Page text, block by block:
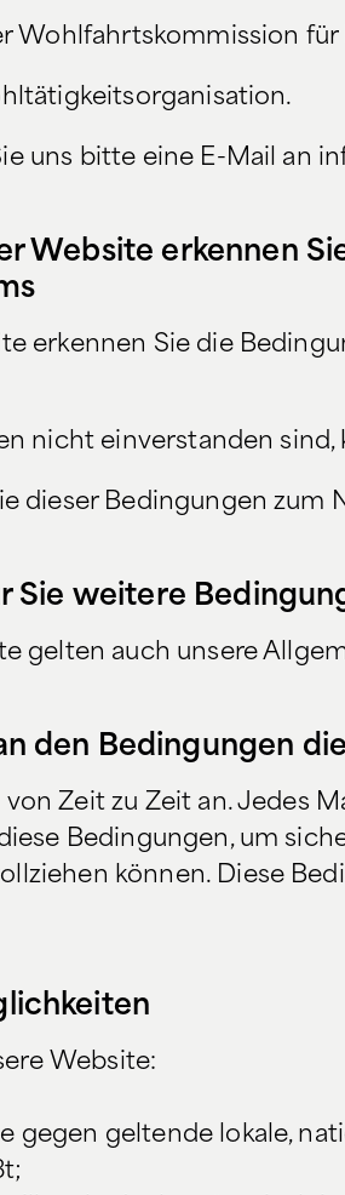
Wohlfahrtskommission für
uns bitte eine E-Mail an
Website erkennen
erkennen Sie die
nicht einverstanden
dieser Bedingungen zum
Sie weitere
gelten auch unsere
den Bedingungen
Zeit zu Zeit an. Jedes
Bedingungen, um
können. Diese
Website:
gegen geltende lokale,